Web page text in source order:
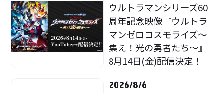
ウルトラマンシリーズ60
周年記念映像『ウルトラ
マンゼロコスモライズ～
集え！光の勇者たち～』
8月14日(金)配信決定！
2026/8/6